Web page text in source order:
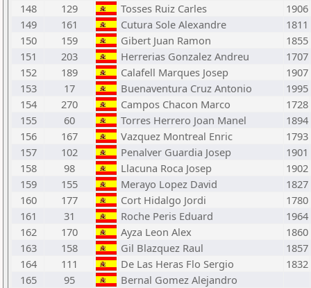
148
129 Tosses Ruiz Carles
1906
149
161 Cutura Sole Alexandre
1811
150
159 Gibert Juan Ramon
1855
151
203 Herrerias Gonzalez Andreu
1707
152
189 Calafell Marques Josep
1907
153
17 Buenaventura Cruz Antonio
1995
154
270 Campos Chacon Marco
1728
155
60 Torres Herrero Joan Manel
1894
156
167 Vazquez Montreal Enric
1793
157
102 Penalver Guardia Josep
1901
158
98 Llacuna Roca Josep
1902
159
155 Merayo Lopez David
1827
160
177 Cort Hidalgo Jordi
1780
161
31 Roche Peris Eduard
1964
162
170 Ayza Leon Alex
1860
163
158 Gil Blazquez Raul
1857
164
111 De Las Heras Flo Sergio
1832
165
95
Bernal Gomez Alejandro